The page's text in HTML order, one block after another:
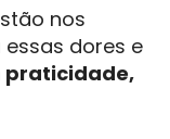
nos
dores e
praticidade,